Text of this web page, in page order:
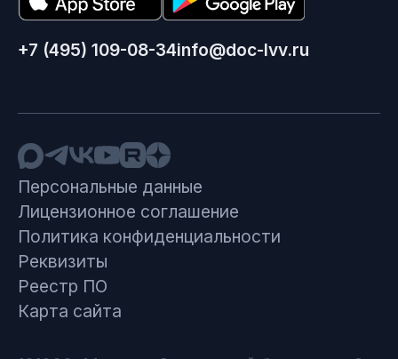
+7 (495) 109-08-34info@doc-lvv.ru
Персональные данные
Лицензионное соглашение
Политика конфиденциальности
Реквизиты
Реестр ПО
Карта сайта